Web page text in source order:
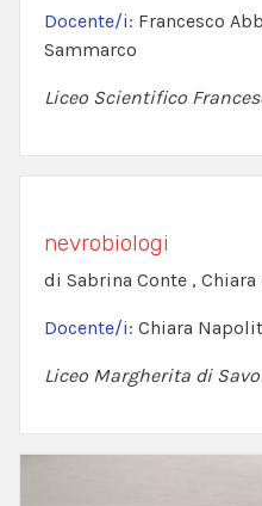
Docente/i: Francesco
Sammarco
Liceo Scientifico
nevrobiologi
di Sabrina Conte , Chiara
Docente/i: Chiara
Liceo Margherita di